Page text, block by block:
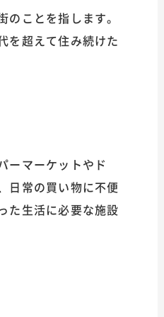
ことを指します。
を超えて住み続けた
ーマーケットやド
日常の買い物に不便
た生活に必要な施設